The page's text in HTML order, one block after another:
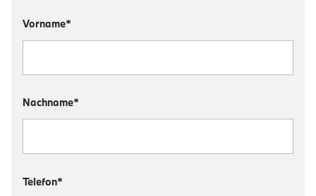
Vorname*
Nachname*
Telefon*